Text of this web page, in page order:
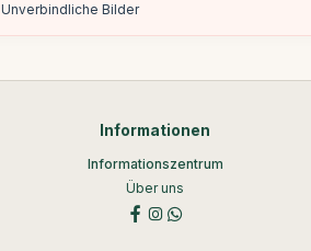
Unverbindliche Bilder
Informationen
Informationszentrum
Über uns